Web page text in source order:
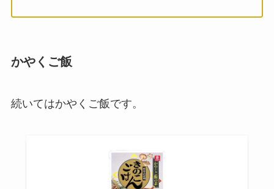
かやくご飯
続いてはかやくご飯です。